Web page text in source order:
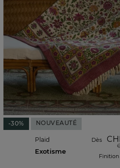
-30% NOUVEAUTÉ
Plaid
Exotisme
Dès